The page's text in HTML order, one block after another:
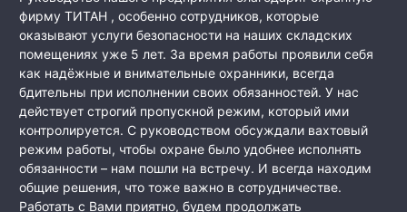
фирму ТИТАН , особенно сотрудников, которые
оказывают услуги безопасности на наших складских
помещениях уже 5 лет. За время работы проявили себя
как надёжные и внимательные охранники, всегда
бдительны при исполнении своих обязанностей. У нас
действует строгий пропускной режим, который ими
контролируется. С руководством обсуждали вахтовый
режим работы, чтобы охране было удобнее исполнять
обязанности – нам пошли на встречу. И всегда находим
общие решения, что тоже важно в сотрудничестве.
Работать с Вами приятно, будем продолжать